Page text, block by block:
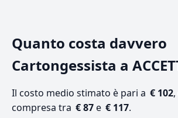
Quanto costa davvero
Cartongessista a
Il costo medio stimato è pari a € 102
compresa tra € 87e € 117.